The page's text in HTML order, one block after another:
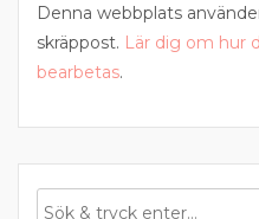
Denna webbplats
skräppost. Lär dig om hur
bearbetas.